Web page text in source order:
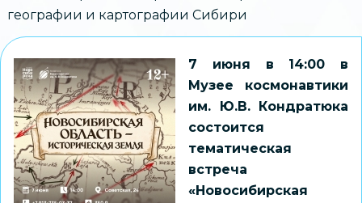
географии и картографии Сибири
7 июня в 14:00 в
Музее космонавтики
им. Ю.В. Кондратюка
состоится
тематическая
встреча
«Новосибирская